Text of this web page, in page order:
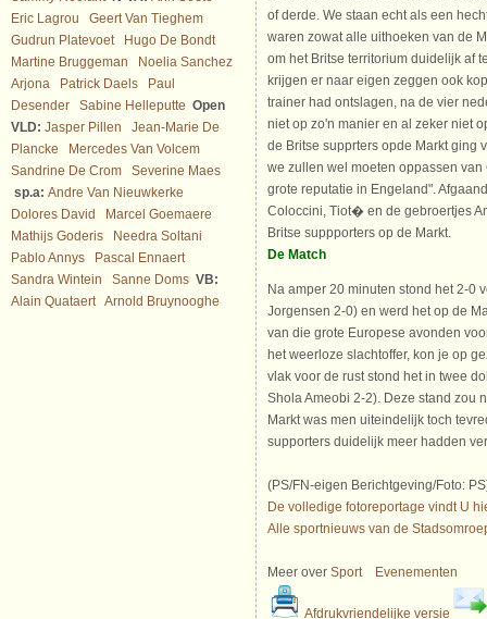
Eric Lagrou
Geert Van Tieghem
Gudrun Platevoet
Hugo De Bondt
Martine Bruggeman
Noelia Sanchez
Arjona
Patrick Daels
Paul
Desender
Sabine Helleputte Open
VLD: Jasper Pillen
Jean-Marie De
Plancke
Mercedes Van Volcem
Sandrine De Crom
Severine Maes
sp.a: Andre Van Nieuwkerke
Dolores David
Marcel Goemaere
Mathijs Goderis
Needra Soltani
Pablo Annys
Pascal Ennaert
Sandra Wintein
Sanne Doms VB:
Alain Quataert Arnold Bruynooghe
of derde. We staan echt als een
waren zowat alle uithoeken van de
om het Britse territorium duidelijk af
krijgen er naar eigen zeggen ook
trainer had ontslagen, na de vier
niet op zo'n manier en al zeker niet
de Britse supprters opde Markt ging
we zullen wel moeten oppassen
grote reputatie in Engeland".
Coloccini, Tiot� en de gebroertjes
Britse suppporters op de Markt.
De Match
Na amper 20 minuten stond het 2-0
Jorgensen 2-0) en werd het op de
van die grote Europese avonden
het weerloze slachtoffer, kon je op
vlak voor de rust stond het in twee
Shola Ameobi 2-2). Deze stand zou
Markt was men uiteindelijk toch
supporters duidelijk meer hadden
(PS/FN-eigen Berichtgeving/Foto:
De volledige fotoreportage vindt U
Alle sportnieuws van de
Meer over Sport Evenementen
Afdrukvriendelijke versie